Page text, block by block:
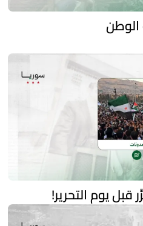
الوطن
يوم التحرير!